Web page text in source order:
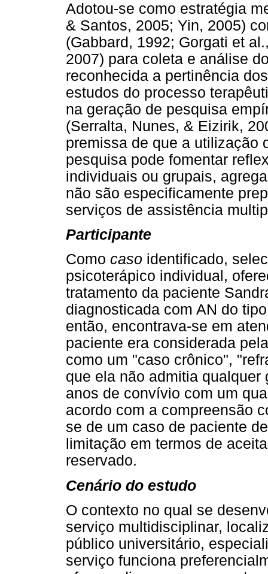
Adotou-se como estratégia
& Santos, 2005; Yin, 2005)
(Gabbard, 1992; Gorgati et
2007) para coleta e análise
reconhecida a pertinência
estudos do processo
na geração de pesquisa
(Serralta, Nunes, & Eizirik,
premissa de que a utilização
pesquisa pode fomentar
individuais ou grupais,
não são especificamente
serviços de assistência
Participante
Como caso identificado,
psicoterápico individual,
tratamento da paciente
diagnosticada com AN do
então, encontrava-se em
paciente era considerada
como um "caso crônico",
que ela não admitia
anos de convívio com um
acordo com a compreensão
se de um caso de paciente
limitação em termos de
reservado.
Cenário do estudo
O contexto no qual se
serviço multidisciplinar,
público universitário,
serviço funciona